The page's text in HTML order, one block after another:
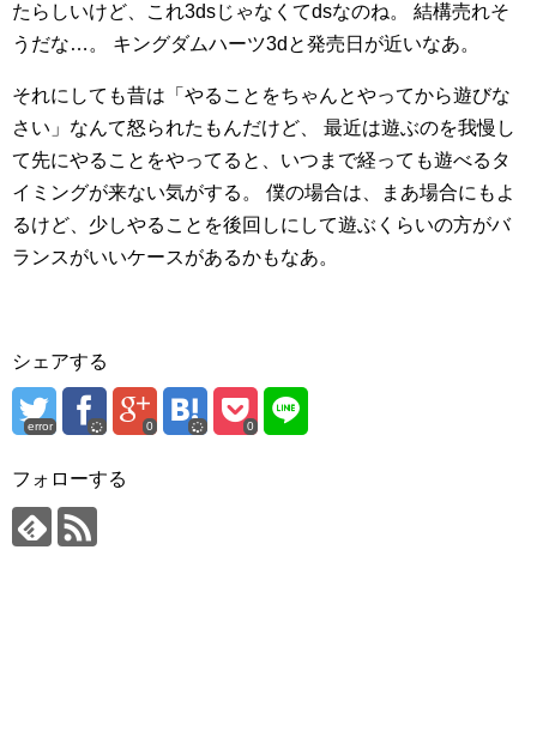
たらしいけど、これ3dsじゃなくてdsなのね。
結構売れそ
うだな…。
キングダムハーツ3dと発売日が近いなあ。
それにしても昔は「やることをちゃんとやってから遊びな
さい」なんて怒られたもんだけど、
最近は遊ぶのを我慢し
て先にやることをやってると、いつまで経っても遊べるタ
イミングが来ない気がする。
僕の場合は、まあ場合にもよ
るけど、少しやることを後回しにして遊ぶくらいの方がバ
ランスがいいケースがあるかもなあ。
シェアする
error 0 0
フォローする